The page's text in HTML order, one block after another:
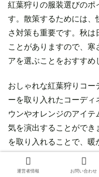
紅葉狩りの服装選びのポ
す。散策するためには、
さ対策も重要です。秋
ことがありますので、寒
アを選ぶことをおすすめ
おしゃれな紅葉狩りコー
ーを取り入れたコーディ
ウンやオレンジのアイ
気を演出することができ
を取り入れることで、暖
とができます。
運営者情報 お問い合わせ